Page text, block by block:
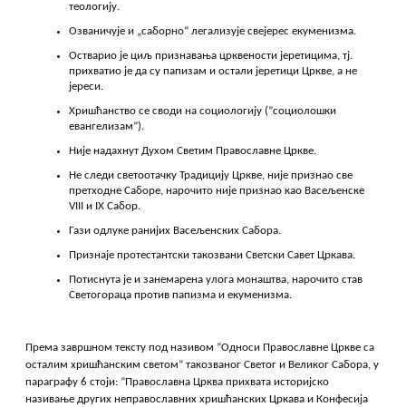
теологију.
Озваничује и „саборно“ легализује свејерес екуменизма.
Остварио је циљ признавања црквености јеретицима, тј.
прихватио је да су папизам и остали јеретици Цркве, а не
јереси.
Хришћанство се своди на социологију (”социолошки
евангелизам”).
Није надахнут Духом Светим Православне Цркве.
Не следи светоотачку Традицију Цркве, није признао све
претходне Саборе, нарочито није признао као Васељенске
VIII и IX Сабор.
Гази одлуке ранијих Васељенских Сабора.
Признаје протестантски такозвани Светски Савет Цркава.
Потиснута је и занемарена улога монаштва, нарочито став
Светогораца против папизма и екуменизма.
Према завршном тексту под називом ”Односи Православне Цркве са
осталим хришћанским светом” такозваног Светог и Великог Сабора, у
параграфу 6 стоји: ”Православна Црква прихвата историјско
називање других неправославних хришћанских Цркава и Конфесија